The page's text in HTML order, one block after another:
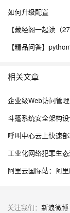
如何升级配置
【精品问答】
相关文章
企业级Web访问管
斗篷系统安全架构
呼叫中心云上快速
工业化网络犯罪生
阿里云国际站：阿
关注我们： 新浪微博